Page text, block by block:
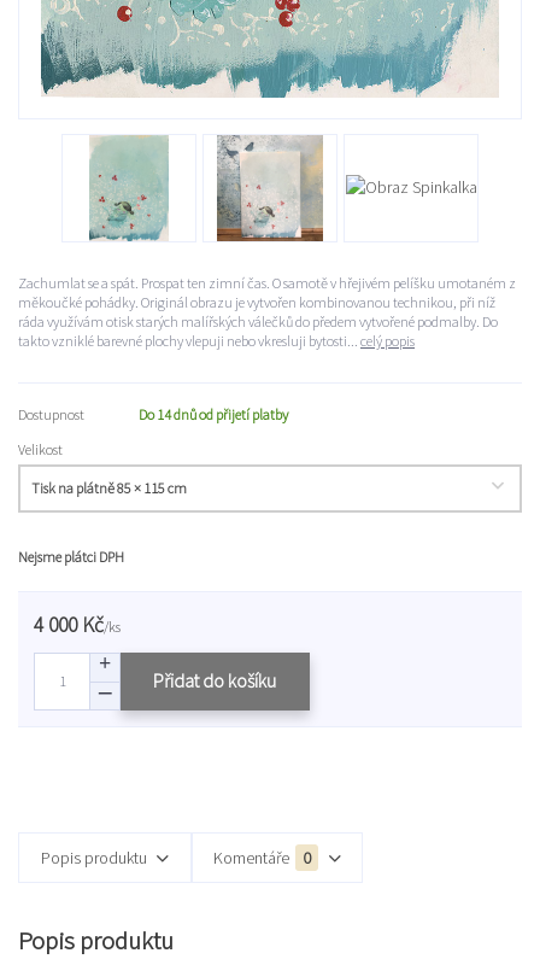
Zachumlat se a spát. Prospat ten zimní čas. O samotě v hřejivém pelíšku umotaném z
měkoučké pohádky. Originál obrazu je vytvořen kombinovanou technikou, při níž
ráda využívám otisk starých malířských válečků do předem vytvořené podmalby. Do
takto vzniklé barevné plochy vlepuji nebo vkresluji bytosti... celý popis
Dostupnost
Do 14 dnů od přijetí platby
Velikost
Nejsme plátci DPH
4 000 Kč/ks
Přidat do košíku
Popis produktu Komentáře 0
Popis produktu